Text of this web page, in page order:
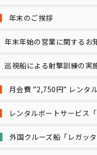
年末のご挨拶
年末年始の営業に関するお
巡視船による射撃訓練の実
月会費 ”2,750円” レンタ
レンタルボートサービス
外国クルーズ船「レガッ